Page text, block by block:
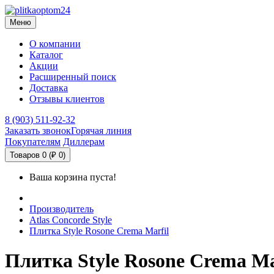
Меню
О компании
Каталог
Акции
Расширенный поиск
Доставка
Отзывы клиентов
8 (903) 511-92-32
Заказать звонокГорячая линия
Покупателям Диллерам
Товаров 0 (₽ 0)
Ваша корзина пуста!
Производитель
Atlas Concorde Style
Плитка Style Rosone Crema Marfil
Плитка Style Rosone Crema